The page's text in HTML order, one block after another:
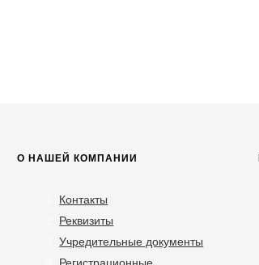
О НАШЕЙ КОМПАНИИ
Контакты
Реквизиты
Учредительные документы